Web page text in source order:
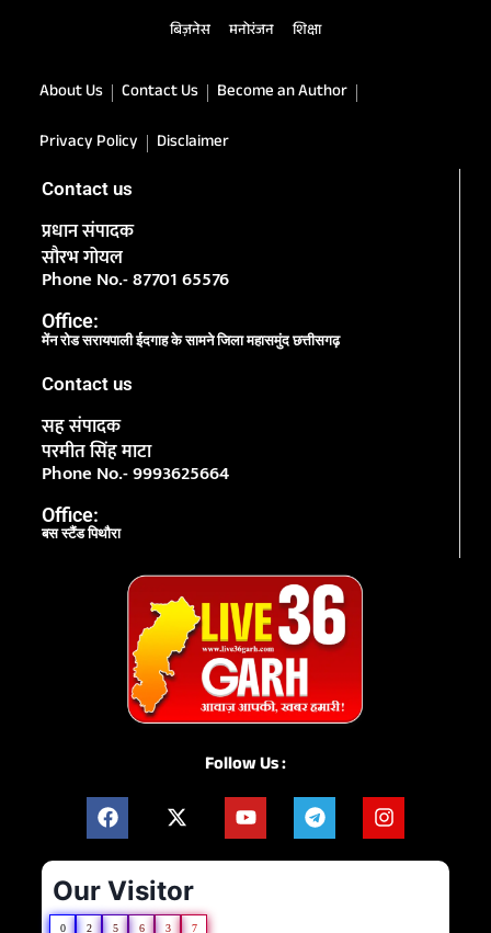
बिज़नेस मनोरंजन शिक्षा
About Us Contact Us
Become an Author
Privacy Policy
Disclaimer
Contact us
प्रधान संपादक
सौरभ गोयल
Phone No.- 87701 65576
Office:
मेंन रोड सरायपाली ईदगाह के सामने जिला महासमुंद छत्तीसगढ़
Contact us
सह संपादक
परमीत सिंह माटा
Phone No.- 9993625664
Office:
बस स्टैंड पिथौरा
Follow Us :
Our Visitor
0 2 5 6 3 7